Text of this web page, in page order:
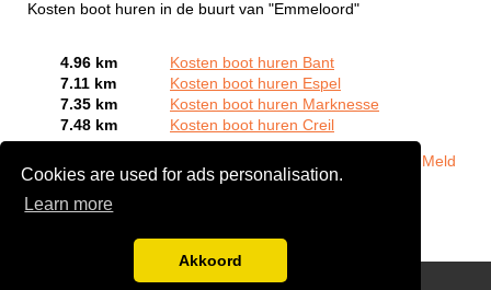
Cookies are used for ads personalisation.
Learn more
Akkoord
Kosten boot huren in de buurt van "Emmeloord"
4.96 km
Kosten boot huren Bant
7.11 km
Kosten boot huren Espel
7.35 km
Kosten boot huren Marknesse
7.48 km
Kosten boot huren Creil
Meld
een bedrijf gratis aan